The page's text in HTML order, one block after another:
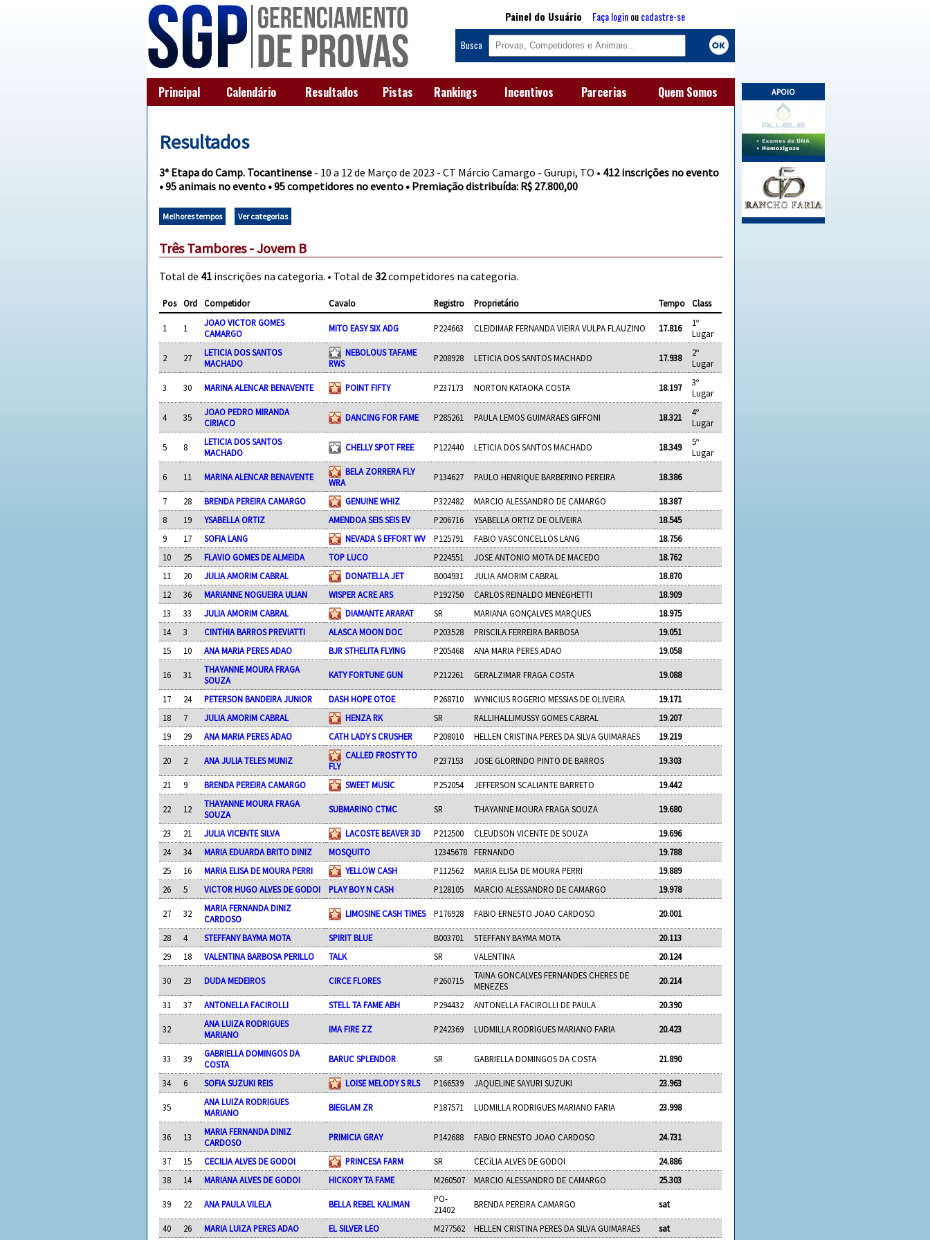
APOIO
Painel do Usuário Faça loginoucadastre-se
Busca
Principal Calendário Resultados Pistas Rankings Incentivos Parcerias Quem Somos
Resultados
3ª Etapa do Camp. Tocantinense - 10 a 12 de Março de 2023 - CT Márcio Camargo - Gurupi, TO • 412 inscrições no evento
• 95 animais no evento • 95 competidores no evento • Premiação distribuída: R$ 27.800,00
Melhores tempos Ver categorias
Três Tambores - Jovem B
Total de 41 inscrições na categoria. • Total de32competidores na categoria.
Pos Ord Competidor Cavalo Registro Proprietário Tempo Class
1 1
JOAO VICTOR GOMES
CAMARGO
MITO EASY SIX ADG P224663 CLEIDIMAR FERNANDA VIEIRA VULPA FLAUZINO 17.816
1º
Lugar
2 27
LETICIA DOS SANTOS
MACHADO
NEBOLOUS TAFAME
RWS
P208928 LETICIA DOS SANTOS MACHADO 17.938
2º
Lugar
3 30 MARINA ALENCAR BENAVENTE POINT FIFTY P237173 NORTON KATAOKA COSTA 18.197
3º
Lugar
4 35
JOAO PEDRO MIRANDA
CIRIACO
DANCING FOR FAME P285261 PAULA LEMOS GUIMARAES GIFFONI 18.321
4º
Lugar
5 8
LETICIA DOS SANTOS
MACHADO
CHELLY SPOT FREE P122440 LETICIA DOS SANTOS MACHADO 18.349
5º
Lugar
6 11 MARINA ALENCAR BENAVENTE
BELA ZORRERA FLY
WRA
P134627 PAULO HENRIQUE BARBERINO PEREIRA 18.386
7 28 BRENDA PEREIRA CAMARGO GENUINE WHIZ P322482 MARCIO ALESSANDRO DE CAMARGO
18.387
8
19 YSABELLA ORTIZ AMENDOA SEIS SEIS EV P206716 YSABELLA ORTIZ DE OLIVEIRA
18.545
9
17 SOFIA LANG NEVADA S EFFORT WV P125791 FABIO VASCONCELLOS LANG
18.756
10
25 FLAVIO GOMES DE ALMEIDA TOP LUCO P224551 JOSE ANTONIO MOTA DE MACEDO
18.762
11
20 JULIA AMORIM CABRAL DONATELLA JET B004931 JULIA AMORIM CABRAL
18.870
12
36 MARIANNE NOGUEIRA ULIAN WISPER ACRE ARS P192750 CARLOS REINALDO MENEGHETTI
18.909
13
33 JULIA AMORIM CABRAL DIAMANTE ARARAT SR MARIANA GONÇALVES MARQUES
18.975
14
3 CINTHIA BARROS PREVIATTI ALASCA MOON DOC P203528 PRISCILA FERREIRA BARBOSA
19.051
15
10 ANA MARIA PERES ADAO BJR STHELITA FLYING P205468 ANA MARIA PERES ADAO 19.058
16 31
THAYANNE MOURA FRAGA
SOUZA
KATY FORTUNE GUN P212261 GERALZIMAR FRAGA COSTA 19.088
17 24 PETERSON BANDEIRA JUNIOR DASH HOPE OTOE P268710 WYNICIUS ROGERIO MESSIAS DE OLIVEIRA
19.171
18
7 JULIA AMORIM CABRAL HENZA RK SR RALLIHALLIMUSSY GOMES CABRAL
19.207
19
29 ANA MARIA PERES ADAO CATH LADY S CRUSHER P208010 HELLEN CRISTINA PERES DA SILVA GUIMARAES 19.219
20 2 ANA JULIA TELES MUNIZ
CALLED FROSTY TO
FLY
P237153 JOSE GLORINDO PINTO DE BARROS 19.303
21 9 BRENDA PEREIRA CAMARGO SWEET MUSIC P252054 JEFFERSON SCALIANTE BARRETO 19.442
22 12
THAYANNE MOURA FRAGA
SOUZA
SUBMARINO CTMC SR THAYANNE MOURA FRAGA SOUZA 19.680
23 21 JULIA VICENTE SILVA LACOSTE BEAVER 3D P212500 CLEUDSON VICENTE DE SOUZA
19.696
24
34 MARIA EDUARDA BRITO DINIZ MOSQUITO 12345678 FERNANDO
19.788
25
16 MARIA ELISA DE MOURA PERRI YELLOW CASH P112562 MARIA ELISA DE MOURA PERRI
19.889
26
5 VICTOR HUGO ALVES DE GODOI PLAY BOY N CASH P128105 MARCIO ALESSANDRO DE CAMARGO 19.978
27 32
MARIA FERNANDA DINIZ
CARDOSO
LIMOSINE CASH TIMES P176928 FABIO ERNESTO JOAO CARDOSO 20.001
28 4 STEFFANY BAYMA MOTA SPIRIT BLUE B003701 STEFFANY BAYMA MOTA
20.113
29
18 VALENTINA BARBOSA PERILLO TALK SR VALENTINA 20.124
30 23 DUDA MEDEIROS CIRCE FLORES P260715
TAINA GONCALVES FERNANDES CHERES DE
MENEZES
20.214
31 37 ANTONELLA FACIROLLI STELL TA FAME ABH P294432 ANTONELLA FACIROLLI DE PAULA 20.390
32
ANA LUIZA RODRIGUES
MARIANO
IMA FIRE ZZ P242369 LUDMILLA RODRIGUES MARIANO FARIA 20.423
33 39
GABRIELLA DOMINGOS DA
COSTA
BARUC SPLENDOR SR GABRIELLA DOMINGOS DA COSTA 21.890
34 6 SOFIA SUZUKI REIS LOISE MELODY S RLS P166539 JAQUELINE SAYURI SUZUKI 23.963
35
ANA LUIZA RODRIGUES
MARIANO
BIEGLAM ZR P187571 LUDMILLA RODRIGUES MARIANO FARIA 23.998
36 13
MARIA FERNANDA DINIZ
CARDOSO
PRIMICIA GRAY P142688 FABIO ERNESTO JOAO CARDOSO 24.731
37 15 CECILIA ALVES DE GODOI PRINCESA FARM SR CECíLIA ALVES DE GODOI
24.886
38
14 MARIANA ALVES DE GODOI HICKORY TA FAME M260507 MARCIO ALESSANDRO DE CAMARGO 25.303
39 22 ANA PAULA VILELA BELLA REBEL KALIMAN
PO-
21402
BRENDA PEREIRA CAMARGO sat
40 26 MARIA LUIZA PERES ADAO EL SILVER LEO M277562 HELLEN CRISTINA PERES DA SILVA GUIMARAES sat